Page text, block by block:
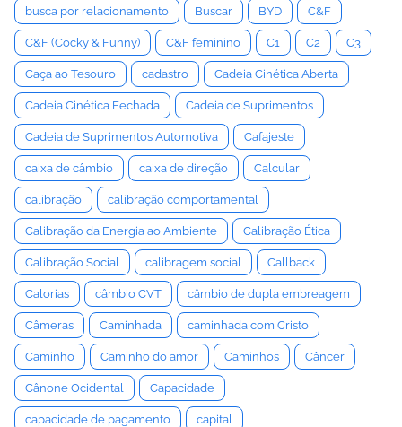
busca por relacionamento Buscar BYD C&F
C&F (Cocky & Funny) C&F feminino C1 C2 C3
Caça ao Tesouro cadastro Cadeia Cinética Aberta
Cadeia Cinética Fechada Cadeia de Suprimentos
Cadeia de Suprimentos Automotiva Cafajeste
caixa de câmbio caixa de direção Calcular
calibração calibração comportamental
Calibração da Energia ao Ambiente Calibração Ética
Calibração Social calibragem social Callback
Calorias câmbio CVT câmbio de dupla embreagem
Câmeras Caminhada caminhada com Cristo
Caminho Caminho do amor Caminhos Câncer
Cânone Ocidental Capacidade
capacidade de pagamento capital